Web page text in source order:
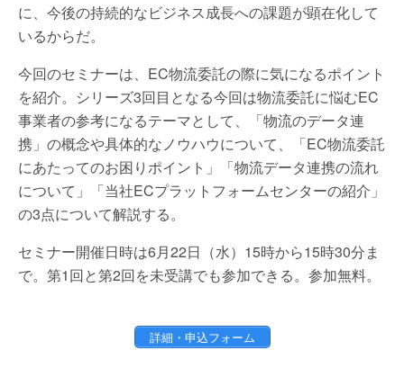
に、今後の持続的なビジネス成長への課題が顕在化して
いるからだ。
今回のセミナーは、EC物流委託の際に気になるポイント
を紹介。シリーズ3回目となる今回は物流委託に悩むEC
事業者の参考になるテーマとして、「物流のデータ連
携」の概念や具体的なノウハウについて、「EC物流委託
にあたってのお困りポイント」「物流データ連携の流れ
について」「当社ECプラットフォームセンターの紹介」
の3点について解説する。
セミナー開催日時は6月22日（水）15時から15時30分ま
で。第1回と第2回を未受講でも参加できる。参加無料。
詳細・申込フォーム